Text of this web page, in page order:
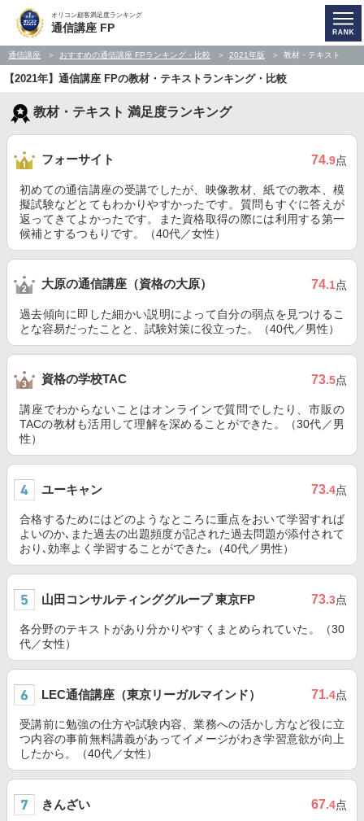
オリコン顧客満足度ランキング
通信講座 FP
通信講座 おすすめの通信講座 FPランキング・比較 2021年版 教材・テキスト
【2021年】通信講座 FPの教材・テキストランキング・比較
教材・テキスト 満足度ランキング
フォーサイト 74.9点
初めての通信講座の受講でしたが、映像教材、紙での教本、模
擬試験などとてもわかりやすかったです。質問もすぐに答えが
返ってきてよかったです。また資格取得の際には利用する第一
候補とするつもりです。（40代／女性）
大原の通信講座（資格の大原） 74.1点
過去傾向に即した細かい説明によって自分の弱点を見つけるこ
とな容易だったことと、試験対策に役立った。（40代／男性）
資格の学校TAC 73.5点
講座でわからないことはオンラインで質問でしたり、市販の
TACの教材も活用して理解を深めることができた。（30代／男
性）
ユーキャン 73.4点
合格するためにはどのようなところに重点をおいて学習すれば
よいのか､また過去の出題頻度が記された過去問題が添付されて
おり､効率よく学習することができた｡（40代／男性）
山田コンサルティンググループ 東京FP 73.3点
各分野のテキストがあり分かりやすくまとめられていた。（30
代／女性）
LEC通信講座（東京リーガルマインド） 71.4点
受講前に勉強の仕方や試験内容、業務への活かし方など役に立
つ内容の事前無料講義があってイメージがわき学習意欲が向上
したから。（40代／女性）
きんざい 67.4点